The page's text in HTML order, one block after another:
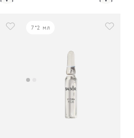
7*2 мл